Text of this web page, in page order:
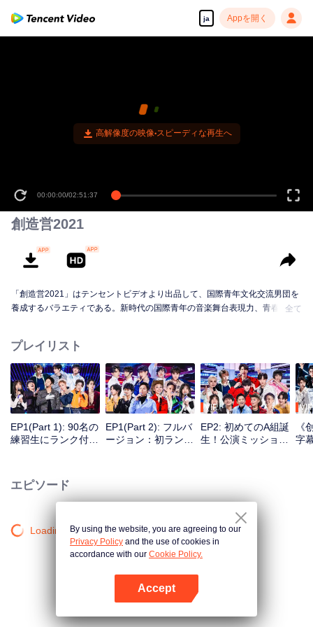
ja Appを開く
高解像度の映像•スピーディな再生へ
00:00:00/02:51:37
創造営2021
「創造営2021」はテンセントビデオより出品して、国際青年文化交流男団を
養成するバラエティである。新時代の国際青年の音楽舞台表現力、青春の活
て、一緒に文化と専門的な交流を行い、リストラを乗り越えて挑戦を迎え、
一緒に夢を追う。
全て
プレイリスト
EP1(Part 1): 90名の
練習生にランク付け
EP1(Part 2): フルバ
ージョン：初ランク
VIP
EP2: 初めてのA組誕
生！公演ミッション
VIP
《
字
エピソード
Loading…By using the website, you are agreeing to our
Privacy Policy and the use of cookies in
accordance with our Cookie Policy.
Accept